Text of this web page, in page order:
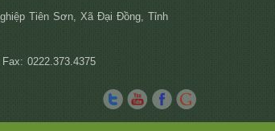
Tiên Sơn, Xã Đại Đồng, Tỉnh
Fax: 0222.373.4375